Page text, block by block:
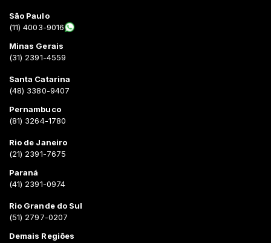
São Paulo
(11) 4003-9016
Minas Gerais
(31) 2391-4559
Santa Catarina
(48) 3380-9407
Pernambuco
(81) 3264-1780
Rio de Janeiro
(21) 2391-7675
Paraná
(41) 2391-0974
Rio Grande do Sul
(51) 2797-0207
Demais Regiões